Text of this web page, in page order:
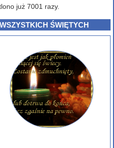
już 7001 razy.
WSZYSTKICH ŚWIĘTYCH